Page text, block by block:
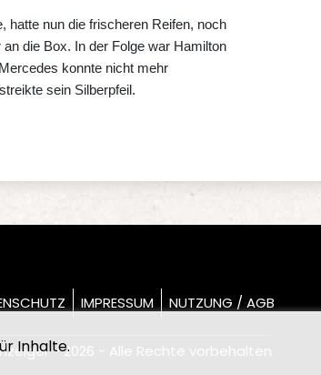
Inhalte.
hatte nun die frischeren Reifen, noch
die Box. In der Folge war Hamilton
konnte nicht mehr
sein Silberpfeil.
IMPRESSUM NUTZUNG / AGB
- 2026 - Alle Rechte vorbehalten